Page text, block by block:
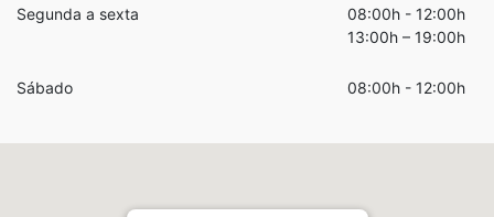
Segunda a sexta
08:00h - 12:00h
13:00h – 19:00h
Sábado 08:00h - 12:00h